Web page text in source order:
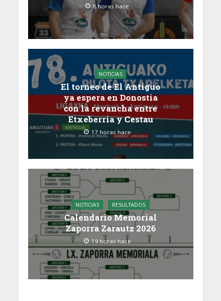
8 horas hace
NOTICIAS
El torneo de El Antiguo
ya espera en Donostia
con la revancha entre
Etxeberria y Cestau
17 horas hace
NOTICIAS RESULTADOS
Calendario Memorial
Zaporra Zarautz 2026
19 horas hace